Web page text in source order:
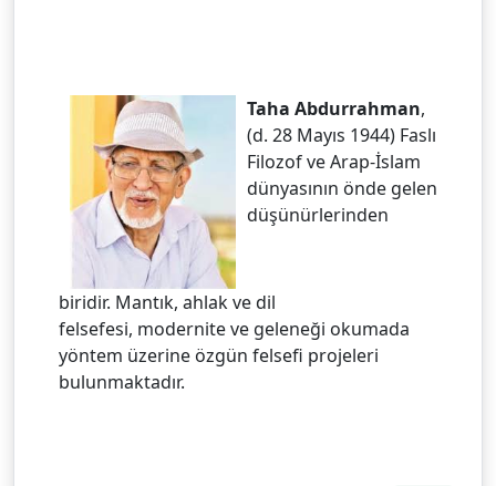
Taha Abdurrahman,
(d. 28 Mayıs 1944) Faslı
Filozof ve Arap-İslam
dünyasının önde gelen
düşünürlerinden
biridir. Mantık, ahlak ve dil
felsefesi, modernite ve geleneği okumada
yöntem üzerine özgün felsefi projeleri
bulunmaktadır.